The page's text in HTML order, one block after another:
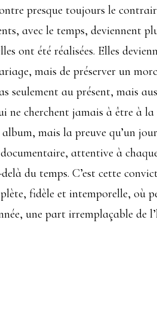
presque toujours le
avec le temps, deviennent
ont été réalisées. Elles
mais de préserver un
seulement au présent, mais
ne cherchent jamais à être à
mais la preuve qu’un
attentive à
du temps. C’est cette
fidèle et intemporelle, où
une part irremplaçable de